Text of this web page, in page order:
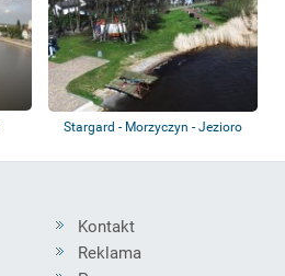
Stargard - Morzyczyn - Jezioro
Kontakt
Reklama